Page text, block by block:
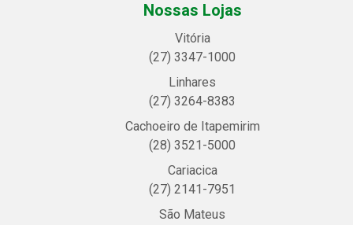
Nossas Lojas
Vitória
(27) 3347-1000
Linhares
(27) 3264-8383
Cachoeiro de Itapemirim
(28) 3521-5000
Cariacica
(27) 2141-7951
São Mateus